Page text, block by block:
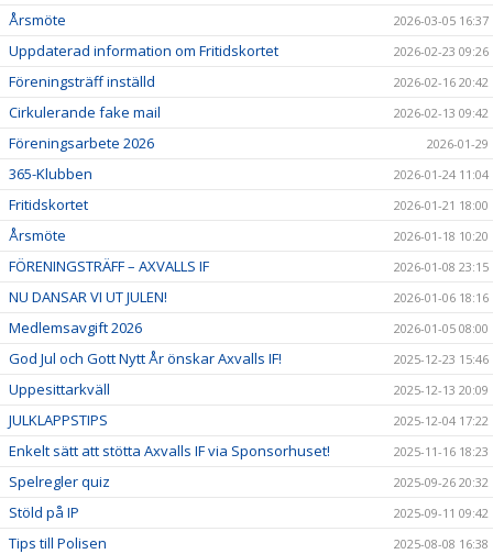
Årsmöte 2026-03-05 16:37
Uppdaterad information om Fritidskortet 2026-02-23 09:26
Föreningsträff inställd 2026-02-16 20:42
Cirkulerande fake mail 2026-02-13 09:42
Föreningsarbete 2026 2026-01-29
365-Klubben 2026-01-24 11:04
Fritidskortet 2026-01-21 18:00
Årsmöte 2026-01-18 10:20
FÖRENINGSTRÄFF – AXVALLS IF 2026-01-08 23:15
NU DANSAR VI UT JULEN! 2026-01-06 18:16
Medlemsavgift 2026 2026-01-05 08:00
God Jul och Gott Nytt År önskar Axvalls IF! 2025-12-23 15:46
Uppesittarkväll 2025-12-13 20:09
JULKLAPPSTIPS 2025-12-04 17:22
Enkelt sätt att stötta Axvalls IF via Sponsorhuset! 2025-11-16 18:23
Spelregler quiz 2025-09-26 20:32
Stöld på IP 2025-09-11 09:42
Tips till Polisen 2025-08-08 16:38